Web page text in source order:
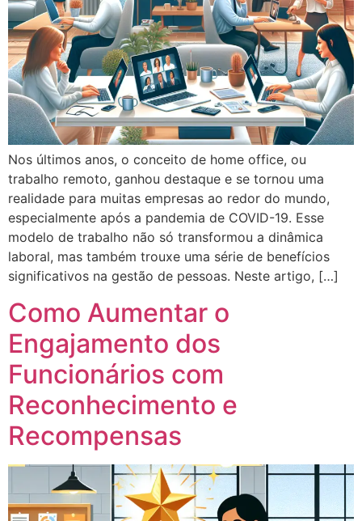
Nos últimos anos, o conceito de home office, ou
trabalho remoto, ganhou destaque e se tornou uma
realidade para muitas empresas ao redor do mundo,
especialmente após a pandemia de COVID-19. Esse
modelo de trabalho não só transformou a dinâmica
laboral, mas também trouxe uma série de benefícios
significativos na gestão de pessoas. Neste artigo, […]
Como Aumentar o
Engajamento dos
Funcionários com
Reconhecimento e
Recompensas